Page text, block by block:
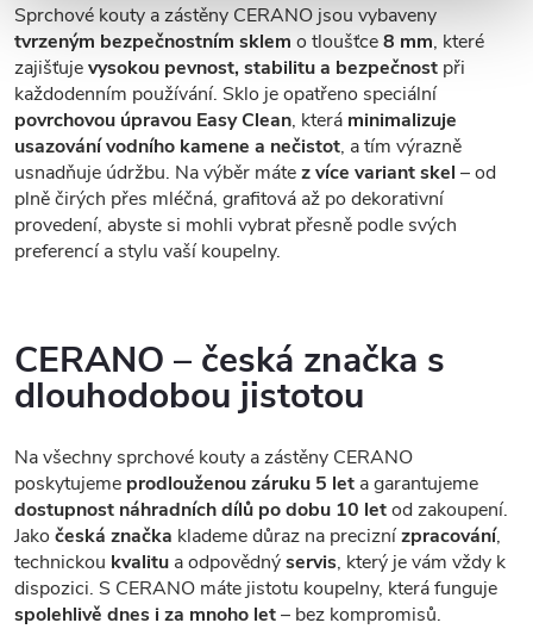
Sprchové kouty a zástěny CERANO jsou vybaveny
tvrzeným bezpečnostním sklem o tloušťce8 mm, které
zajišťujevysokou pevnost, stabilitu a bezpečnost při
každodenním používání. Sklo je opatřeno speciální
povrchovou úpravou Easy Clean, která minimalizuje
usazování vodního kamene a nečistot, a tím výrazně
usnadňuje údržbu. Na výběr mátez více variant skel – od
plně čirých přes mléčná, grafitová až po dekorativní
provedení, abyste si mohli vybrat přesně podle svých
preferencí a stylu vaší koupelny.
CERANO – česká značka s
dlouhodobou jistotou
Na všechny sprchové kouty a zástěny CERANO
poskytujeme prodlouženou záruku 5 let a garantujeme
dostupnost náhradních dílů po dobu 10 letod zakoupení.
Jako česká značka klademe důraz na preciznízpracování,
technickou kvalitu a odpovědnýservis, který je vám vždy k
dispozici. S CERANO máte jistotu koupelny, která funguje
spolehlivě dnes i za mnoho let– bez kompromisů.